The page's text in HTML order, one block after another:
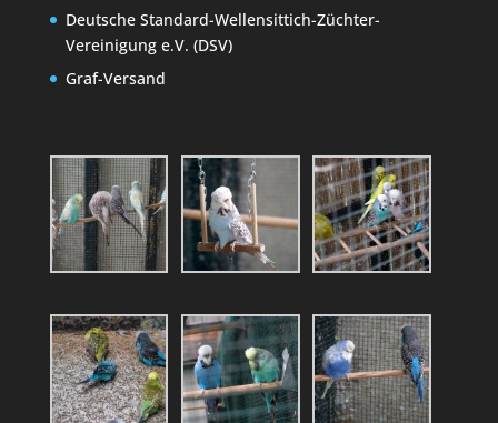
Deutsche Standard-Wellensittich-Züchter-
Vereinigung e.V. (DSV)
Graf-Versand